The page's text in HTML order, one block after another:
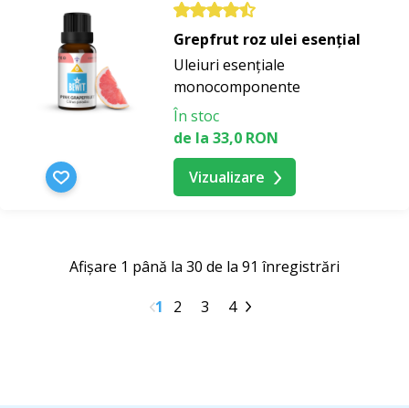
Grepfrut roz ulei esențial
Uleiuri esențiale
monocomponente
În stoc
de la 33,0 RON
Vizualizare
Afișare 1 până la 30 de la 91 înregistrări
1
2 3 4